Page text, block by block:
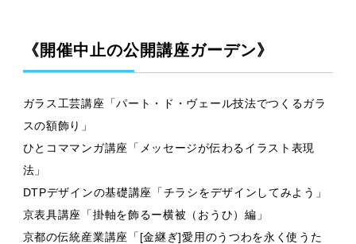
《開催中止の公開講座ガーデン》
ガラス工芸講座「パート・ド・ヴェール技法でつくるガラ
スの額飾り」
ひとコママンガ講座「メッセージが伝わるイラスト表現
法」
DTPデザインの基礎講座「チラシをデザインしてみよう」
京表具講座「掛軸を飾るー横被（おうひ）編」
京都の伝統産業講座「[金継ぎ]愛用のうつわを永く使うた